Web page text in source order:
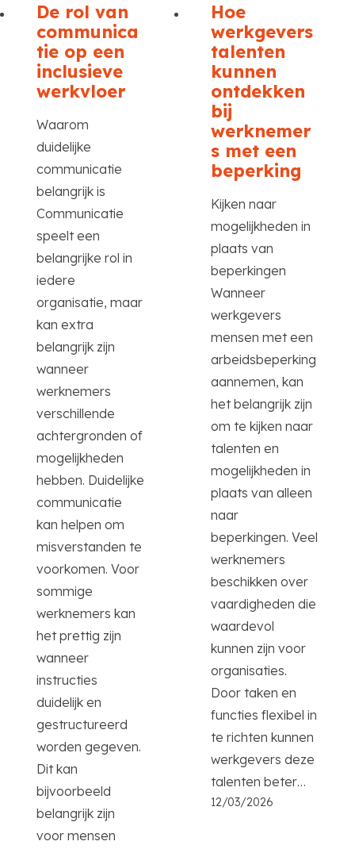
De rol van
communica
tie op een
inclusieve
werkvloer
Waarom
duidelijke
communicatie
belangrijk is
Communicatie
speelt een
belangrijke rol in
iedere
organisatie, maar
kan extra
belangrijk zijn
wanneer
werknemers
verschillende
achtergronden of
mogelijkheden
hebben. Duidelijke
communicatie
kan helpen om
misverstanden te
voorkomen. Voor
sommige
werknemers kan
het prettig zijn
wanneer
instructies
duidelijk en
gestructureerd
worden gegeven.
Dit kan
bijvoorbeeld
belangrijk zijn
voor mensen
Hoe
werkgevers
talenten
kunnen
ontdekken
bij
werknemer
s met een
beperking
Kijken naar
mogelijkheden in
plaats van
beperkingen
Wanneer
werkgevers
mensen met een
arbeidsbeperking
aannemen, kan
het belangrijk zijn
om te kijken naar
talenten en
mogelijkheden in
plaats van alleen
naar
beperkingen. Veel
werknemers
beschikken over
vaardigheden die
waardevol
kunnen zijn voor
organisaties.
Door taken en
functies flexibel in
te richten kunnen
werkgevers deze
talenten beter…
12/03/2026